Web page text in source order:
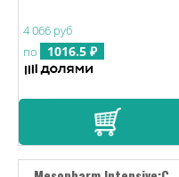
4 066 руб
по
1016.5 ₽